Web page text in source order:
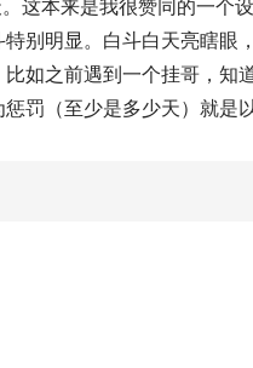
别明显。白斗白天亮瞎眼
如之前遇到一个挂哥，知
罚（至少是多少天）就是